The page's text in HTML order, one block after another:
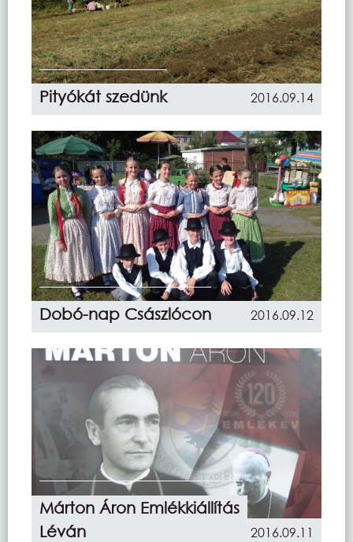
Pityókát szedünk 2016.09.14
Dobó-nap Császlócon 2016.09.12
Márton Áron Emlékkiállítás
Léván
2016.09.11